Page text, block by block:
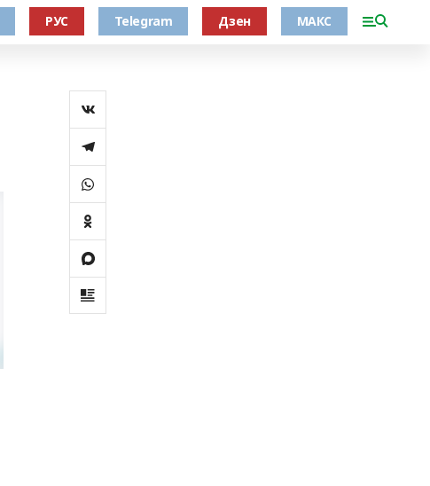
РУС Telegram Дзен МАКС